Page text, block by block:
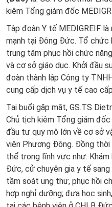
kiêm Tổng giám đốc
Tập đoàn Y tế MEDIGREIF
mạnh tại Đông Đức. Tổ chức
trung tâm phục hồi chức
và cơ sở giáo dục. Khởi đầu
đoàn thành lập Công ty
cung cấp dịch vụ y tế cao
Tại buổi gặp mặt, GS.TS
Chủ tịch kiêm Tổng giám
đầu tư quy mô lớn về cơ sở
viện Phương Đông. Đồng
thể trong lĩnh vực như:
Đức, cử chuyên gia y tế
tầm soát ung thư, phục hồi
hợp nghỉ dưỡng; đưa học